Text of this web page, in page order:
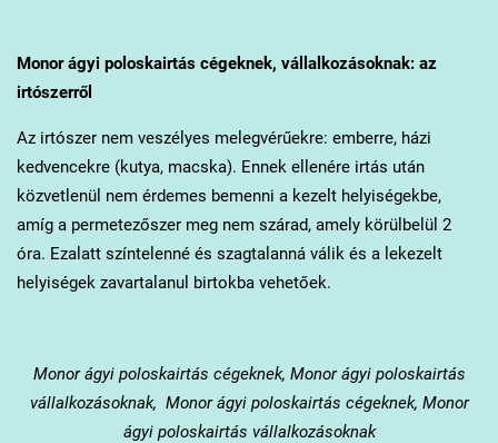
Monorágyi poloskairtás cégeknek, vállalkozásoknak: az
irtószerről
Az irtószer nem veszélyes melegvérűekre: emberre, házi
kedvencekre (kutya, macska). Ennek ellenére irtás után
közvetlenül nem érdemes bemenni a kezelt helyiségekbe,
amíg a permetezőszer meg nem szárad, amely körülbelül 2
óra. Ezalatt színtelenné és szagtalanná válik és a lekezelt
helyiségek zavartalanul birtokba vehetőek.
Monorágyi poloskairtás cégeknek, Monor ágyi poloskairtás
vállalkozásoknak, Monor ágyi poloskairtás cégeknek, Monor
ágyi poloskairtás vállalkozásoknak